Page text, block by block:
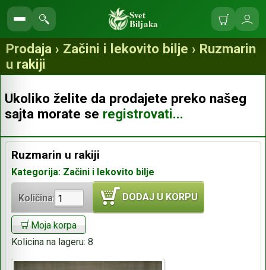
Pretraga
prodavnice
Svet
Biljaka Korpa
se
Prodaja › Začini i lekovito bilje › Ruzmarin
u rakiji
Ukoliko želite da prodajete preko našeg
sajta morate se registrovati...
Ruzmarin u rakiji
Kategorija: Začini i lekovito bilje
Količina: DODAJ U KORPU
Moja korpa
Kolicina na lageru: 8